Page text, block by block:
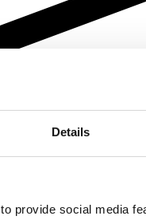
Details
provide social media